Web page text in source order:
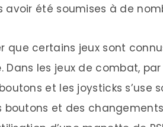
avoir été soumises à de
que certains jeux sont
. Dans les jeux de combat,
et les joysticks s’use
boutons et des